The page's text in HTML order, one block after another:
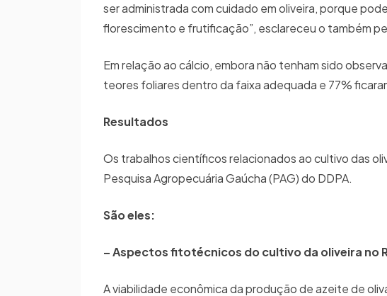
ser administrada com cuidado em oliveira, porque
florescimento e frutificação”, esclareceu o também
Em relação ao cálcio, embora não tenham sido
teores foliares dentro da faixa adequada e 77%
Resultados
Os trabalhos científicos relacionados ao cultivo das
Pesquisa Agropecuária Gaúcha (PAG) do DDPA.
São eles:
– Aspectos fitotécnicos do cultivo da oliveira no
A viabilidade econômica da produção de azeite de